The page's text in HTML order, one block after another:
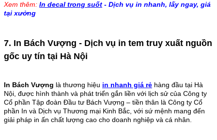
Xem thêm: In decal trong suốt - Dịch vụ in nhanh, lấy ngay, giá
tại xưởng
7. In Bách Vượng - Dịch vụ in tem truy xuất nguồn
gốc uy tín tại Hà Nội
In Bách Vượng là thương hiệu in nhanh giá rẻ hàng đầu tại Hà
Nội, được hình thành và phát triển gắn liền với lịch sử của Công ty
Cổ phần Tập đoàn Đầu tư Bách Vượng – tiền thân là Công ty Cổ
phần In và Dịch vụ Thương mại Kinh Bắc, với sứ mệnh mang đến
giải pháp in ấn chất lượng cao cho doanh nghiệp và cá nhân.